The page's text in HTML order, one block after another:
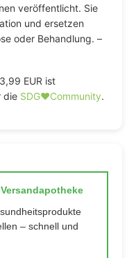
veröffentlicht. Sie
und ersetzen
oder Behandlung. –
EUR ist
die SDG♥️Community.
– schnell und